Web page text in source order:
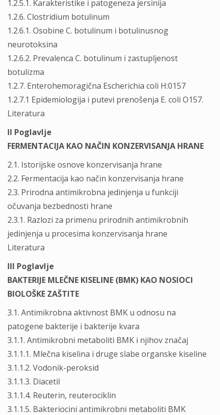
1.2.5.1. Karakteristike i patogeneza jersinija
1.2.6. Clostridium botulinum
1.2.6.1. Osobine C. botulinum i botulinusnog
neurotoksina
1.2.6.2. Prevalenca C. botulinum i zastupljenost
botulizma
1.2.7. Enterohemoragična Escherichia coli H:0157
1.2.7.1 Epidemiologija i putevi prenošenja E. coli O157.
Literatura
II Poglavlje
FERMENTACIJA KAO NAČIN KONZERVISANJA HRANE
2.1. Istorijske osnove konzervisanja hrane
2.2. Fermentacija kao način konzervisanja hrane
2.3. Prirodna antimikrobna jedinjenja u funkciji
očuvanja bezbednosti hrane
2.3.1. Razlozi za primenu prirodnih antimikrobnih
jedinjenja u procesima konzervisanja hrane
Literatura
III Poglavlje
BAKTERIJE MLEČNE KISELINE (BMK) KAO NOSIOCI
BIOLOŠKE ZAŠTITE
3.1. Antimikrobna aktivnost BMK u odnosu na
patogene bakterije i bakterije kvara
3.1.1. Antimikrobni metaboliti BMK i njihov značaj
3.1.1.1. Mlečna kiselina i druge slabe organske kiseline
3.1.1.2. Vodonik-peroksid
3.1.1.3. Diacetil
3.1.1.4. Reuterin, reuterociklin
3.1.1.5. Bakteriocini antimikrobni metaboliti BMK